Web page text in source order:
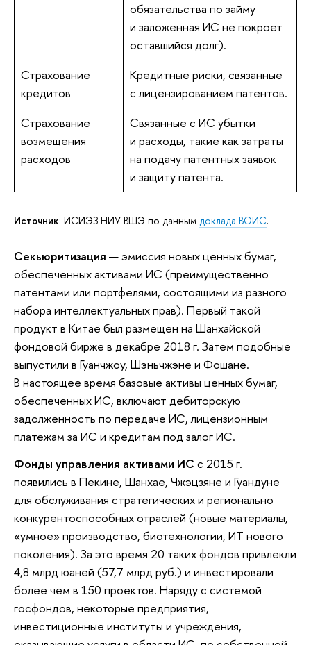
обязательства по займу
и заложенная ИС не покроет
оставшийся долг).
Страхование
кредитов
Кредитные риски, связанные
с лицензированием патентов.
Страхование
возмещения
расходов
Связанные с ИС убытки
и расходы, такие как затраты
на подачу патентных заявок
и защиту патента.
Источник: ИСИЭЗ НИУ ВШЭ по данным доклада ВОИС.
Секьюритизация — эмиссия новых ценных бумаг,
обеспеченных активами ИС (преимущественно
патентами или портфелями, состоящими из разного
набора интеллектуальных прав). Первый такой
продукт в Китае был размещен на Шанхайской
фондовой бирже в декабре 2018 г. Затем подобные
выпустили в Гуанчжоу, Шэньчжэне и Фошане.
В настоящее время базовые активы ценных бумаг,
обеспеченных ИС, включают дебиторскую
задолженность по передаче ИС, лицензионным
платежам за ИС и кредитам под залог ИС.
Фонды управления активами ИС с 2015 г.
появились в Пекине, Шанхае, Чжэцзяне и Гуандуне
для обслуживания стратегических и регионально
конкурентоспособных отраслей (новые материалы,
«умное» производство, биотехнологии, ИТ нового
поколения). За это время 20 таких фондов привлекли
4,8 млрд юаней (57,7 млрд руб.) и инвестировали
более чем в 150 проектов. Наряду с системой
госфондов, некоторые предприятия,
инвестиционные институты и учреждения,